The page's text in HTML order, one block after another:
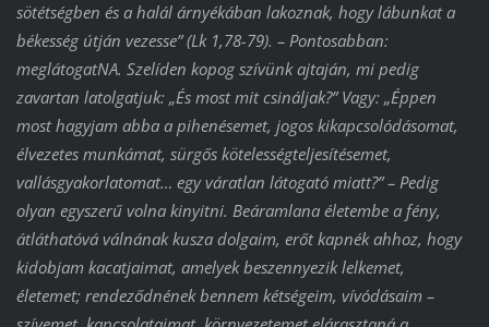
sötétségben és a halál árnyékában lakoznak, hogy lábunkat a
békesség útján vezesse” (Lk 1,78-79). – Pontosabban:
meglátogatNA. Szelíden kopog szívünk ajtaján, mi pedig
zavartan latolgatjuk: „És most mit csináljak?” Vagy: „Éppen
most hagyjam abba a pihenésemet, jogos kikapcsolódásomat,
élvezetes munkámat, sürgős kötelességteljesítésemet,
vallásgyakorlatomat… egy váratlan látogató miatt?” – Pedig
olyan egyszerű volna kinyitni. Beáramlana életembe a fény,
átláthatóvá válnának kusza dolgaim, erőt kapnék ahhoz, hogy
kidobjam kacatjaimat, amelyek beszennyezik lelkemet,
életemet; rendeződnének bennem kétségeim, vívódásaim –